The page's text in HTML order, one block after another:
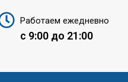
Работаем ежедневно
с 9:00 до 21:00